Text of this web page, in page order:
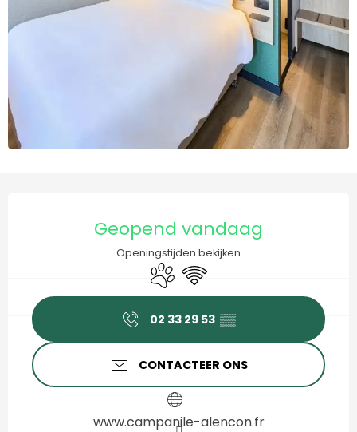
Geopend vandaag
Openingstijden bekijken
Dieren toegelaten
Wifi
02 33 29 53 ▒▒
CONTACTEER ONS
www.campanile-alencon.fr